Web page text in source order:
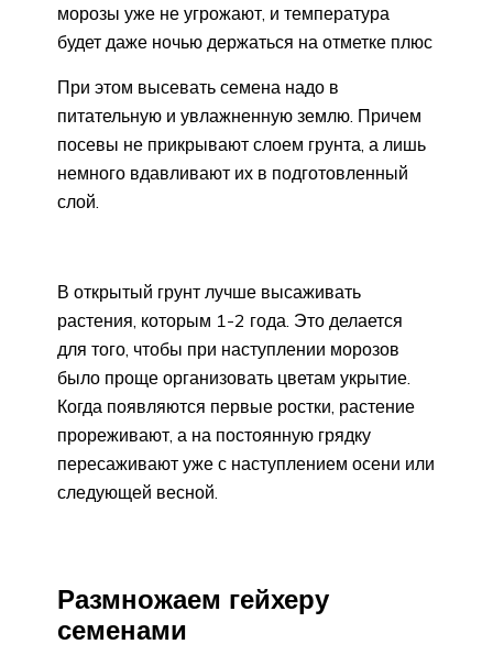
морозы уже не угрожают, и температура
будет даже ночью держаться на отметке плюс
При этом высевать семена надо в
питательную и увлажненную землю. Причем
посевы не прикрывают слоем грунта, а лишь
немного вдавливают их в подготовленный
слой.
В открытый грунт лучше высаживать
растения, которым 1-2 года. Это делается
для того, чтобы при наступлении морозов
было проще организовать цветам укрытие.
Когда появляются первые ростки, растение
прореживают, а на постоянную грядку
пересаживают уже с наступлением осени или
следующей весной.
Размножаем гейхеру
семенами